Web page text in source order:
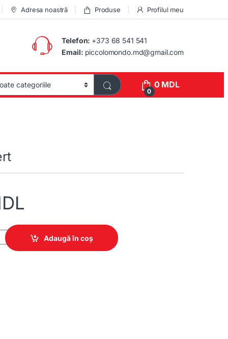
Adresa noastră Produse Profilul meu
Telefon: +373 68 541 541
Email: piccolomondo.md@gmail.com
0
0 MDL
Adaugă în coș